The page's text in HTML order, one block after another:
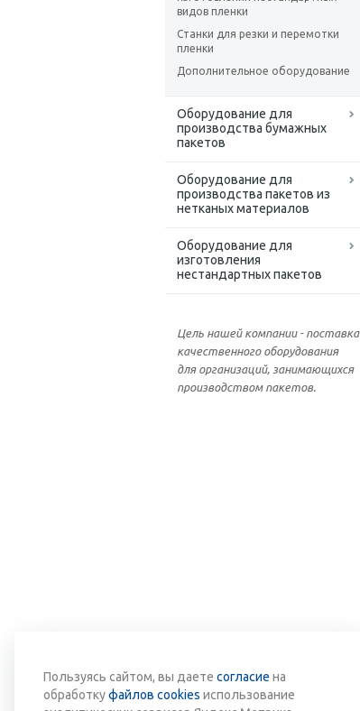
видов пленки
Станки для резки и перемотки
пленки
Дополнительное оборудование
Оборудование для
производства бумажных
пакетов
Оборудование для
производства пакетов из
нетканых материалов
Оборудование для
изготовления
нестандартных пакетов
Цель нашей компании - поставка
качественного оборудования
для организаций, занимающихся
производством пакетов.
Вернуться к списку
Пользуясь сайтом, вы даете согласие на
обработкуфайлов cookies использование